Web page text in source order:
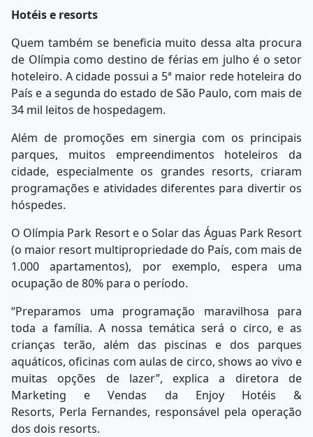
Hotéis e resorts
Quem também se beneficia muito dessa alta procura
de Olímpia como destino de férias em julho é o setor
hoteleiro. A cidade possui a 5ª maior rede hoteleira do
País e a segunda do estado de São Paulo, com mais de
34 mil leitos de hospedagem.
Além de promoções em sinergia com os principais
parques, muitos empreendimentos hoteleiros da
cidade, especialmente os grandes resorts, criaram
programações e atividades diferentes para divertir os
hóspedes.
O Olímpia Park Resort e o Solar das Águas Park Resort
(o maior resort multipropriedade do País, com mais de
1.000 apartamentos), por exemplo, espera uma
ocupação de 80% para o período.
“Preparamos uma programação maravilhosa para
toda a família. A nossa temática será o circo, e as
crianças terão, além das piscinas e dos parques
aquáticos, oficinas com aulas de circo, shows ao vivo e
muitas opções de lazer”, explica a diretora de
Marketing e Vendas da Enjoy Hotéis &
Resorts, Perla Fernandes, responsável pela operação
dos dois resorts.